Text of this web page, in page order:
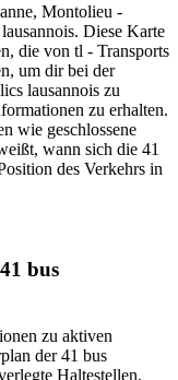
Montolieu -
Diese Karte
die von tl - Transports
um dir bei der
lausannois zu
zu erhalten.
wie geschlossene
wann sich die 41
des Verkehrs in
bus
zu aktiven
der 41 bus
Haltestellen,